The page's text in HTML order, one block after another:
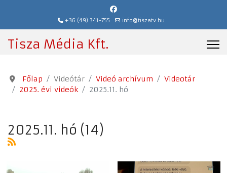
+36 (49) 341-755 info@tiszatv.hu
Tisza Média Kft.
Főlap Videótár Videó archívum
Videotár
2025. évi videók
2025.11. hó
2025.11. hó (14)